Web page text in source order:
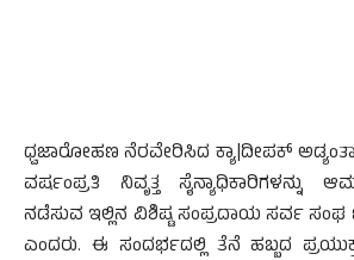
ಧ್ವಜಾರೋಹಣ ನೆರವೇರಿಸಿದ ಕ್ಯಾ|ದೀಪಕ್
ವರ್ಷಂಪ್ರತಿ ನಿವೃತ್ತ ಸೈನ್ಯಾಧಿಕಾರಿಗಳನ್ನು
ನಡೆಸುವ ಇಲ್ಲಿನ ವಿಶಿಷ್ಟ ಸಂಪ್ರದಾಯ ಸರ್ವ
ಎಂದರು. ಈ ಸಂದರ್ಭದಲ್ಲಿ ತೆನೆ ಹಬ್ಬದ